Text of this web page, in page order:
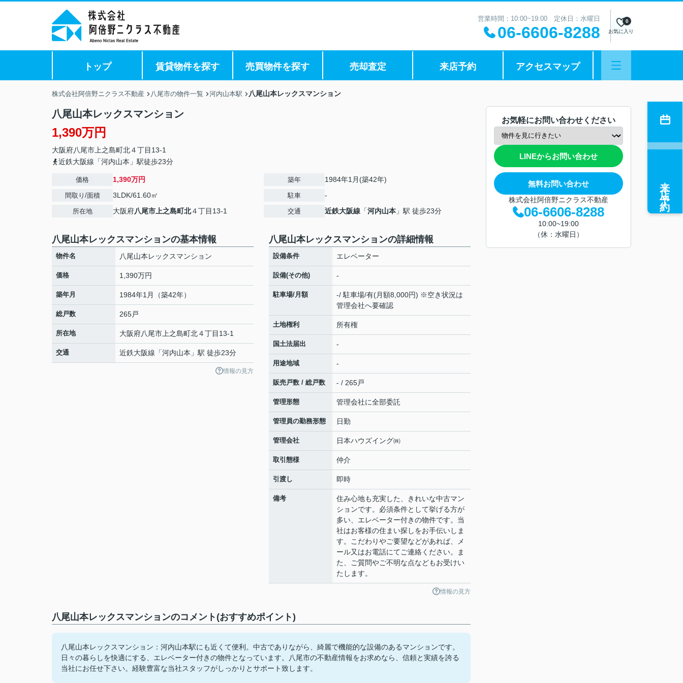
営業時間：10:00~19:00 定休日：水曜日
06-6606-8288 お気に入り
0
トップ 賃貸物件を探す 売買物件を探す 売却査定 来店予約 アクセスマップ
株式会社阿倍野ニクラス不動産 八尾市の物件一覧 河内山本駅 八尾山本レックスマンション
八尾山本レックスマンション
1,390万円
大阪府八尾市 上之島町北４丁目13-1
近鉄大阪線「河内山本」駅徒歩23分
価格 1,390万円
間取り/面積 3LDK/61.60㎡
所在地 大阪府八尾市 上之島町北４丁目13-1
築年 1984年1月(築42年)
駐車 -
交通 近鉄大阪線 「河内山本 」駅 徒歩23分
八尾山本レックスマンションの基本情報
物件名 八尾山本レックスマンション
価格 1,390万円
築年月 1984年1月（築42年）
総戸数 265戸
所在地 大阪府八尾市 上之島町北４丁目13-1
交通 近鉄大阪線 「河内山本 」駅 徒歩23分
情報の見方
八尾山本レックスマンションの詳細情報
設備条件 エレベーター
設備(その他) -
駐車場/月額
-/ 駐車場/有(月額8,000円) ※空き状況は
管理会社へ要確認
土地権利 所有権
国土法届出 -
用途地域 -
販売戸数 / 総戸数 - / 265戸
管理形態 管理会社に全部委託
管理員の勤務形態 日勤
管理会社 日本ハウズイング㈱
取引態様 仲介
引渡し 即時
備考
住み心地も充実した、きれいな中古マン
ションです。必須条件として挙げる方が
多い、エレベーター付きの物件です。当
社はお客様の住まい探しをお手伝いしま
す。こだわりやご要望などがあれば、メ
ール又はお電話にてご連絡ください。ま
た、ご質問やご不明な点などもお受けい
たします。
情報の見方
八尾山本レックスマンションのコメント(おすすめポイント)
八尾山本レックスマンション：河内山本駅にも近くて便利。中古でありながら、綺麗で機能的な設備のあるマンションです。
日々の暮らしを快適にする、エレベーター付きの物件となっています。八尾市の不動産情報をお求めなら、信頼と実績を誇る
当社にお任せ下さい。経験豊富な当社スタッフがしっかりとサポート致します。
お気軽にお問い合わせください
LINEからお問い合わせ
無料お問い合わせ
株式会社阿倍野ニクラス不動産
06-6606-8288
10:00~19:00
（休：水曜日）
来店予約